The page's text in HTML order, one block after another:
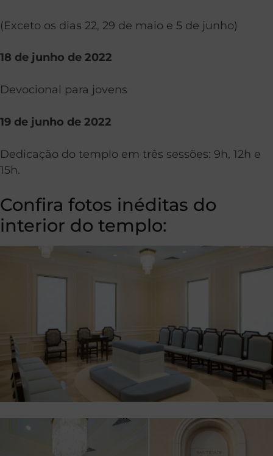
(Exceto os dias 22, 29 de maio e 5 de junho)
18 de junho de 2022
Devocional para jovens
19 de junho de 2022
Dedicação do templo em três sessões: 9h, 12h e
15h.
Confira fotos inéditas do
interior do templo: